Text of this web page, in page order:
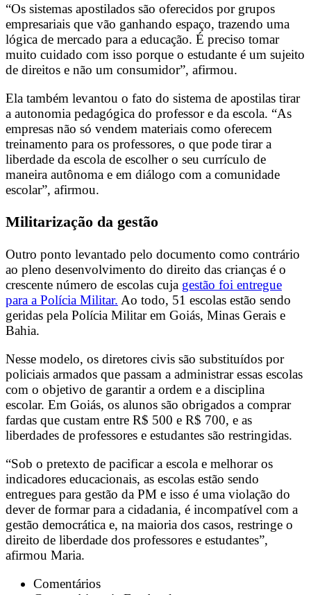
“Os sistemas apostilados são oferecidos por grupos
empresariais que vão ganhando espaço, trazendo uma
lógica de mercado para a educação. É preciso tomar
muito cuidado com isso porque o estudante é um sujeito
de direitos e não um consumidor”, afirmou.
Ela também levantou o fato do sistema de apostilas tirar
a autonomia pedagógica do professor e da escola. “As
empresas não só vendem materiais como oferecem
treinamento para os professores, o que pode tirar a
liberdade da escola de escolher o seu currículo de
maneira autônoma e em diálogo com a comunidade
escolar”, afirmou.
Militarização da gestão
Outro ponto levantado pelo documento como contrário
ao pleno desenvolvimento do direito das crianças é o
crescente número de escolas cuja gestão foi entregue
para a Polícia Militar. Ao todo, 51 escolas estão sendo
geridas pela Polícia Militar em Goiás, Minas Gerais e
Bahia.
Nesse modelo, os diretores civis são substituídos por
policiais armados que passam a administrar essas escolas
com o objetivo de garantir a ordem e a disciplina
escolar. Em Goiás, os alunos são obrigados a comprar
fardas que custam entre R$ 500 e R$ 700, e as
liberdades de professores e estudantes são restringidas.
“Sob o pretexto de pacificar a escola e melhorar os
indicadores educacionais, as escolas estão sendo
entregues para gestão da PM e isso é uma violação do
dever de formar para a cidadania, é incompatível com a
gestão democrática e, na maioria dos casos, restringe o
direito de liberdade dos professores e estudantes”,
afirmou Maria.
Comentários